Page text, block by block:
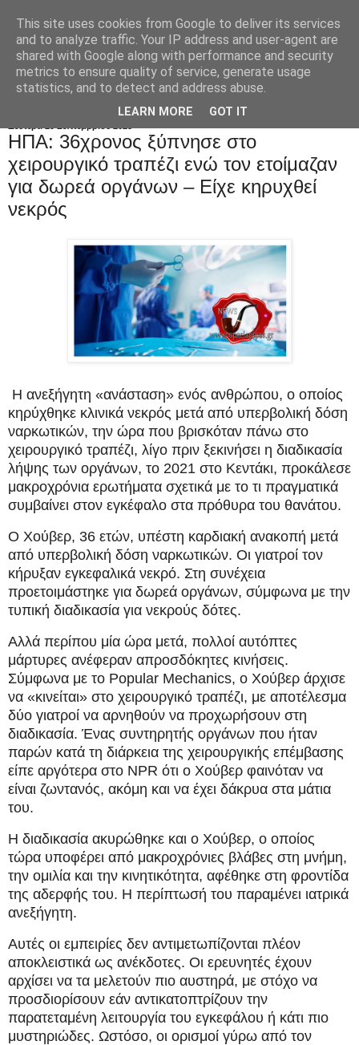
ΗΠΑ: 36χρονος ξύπνησε στο
χειρουργικό τραπέζι ενώ τον ετοίμαζαν
για δωρεά οργάνων – Είχε κηρυχθεί
νεκρός
Η ανεξήγητη «ανάσταση» ενός ανθρώπου, ο οποίος
κηρύχθηκε κλινικά νεκρός μετά από υπερβολική δόση
ναρκωτικών, την ώρα που βρισκόταν πάνω στο
χειρουργικό τραπέζι, λίγο πριν ξεκινήσει η διαδικασία
λήψης των οργάνων, το 2021 στο Κεντάκι, προκάλεσε
μακροχρόνια ερωτήματα σχετικά με το τι πραγματικά
συμβαίνει στον εγκέφαλο στα πρόθυρα του θανάτου.
Ο Χούβερ, 36 ετών, υπέστη καρδιακή ανακοπή μετά
από υπερβολική δόση ναρκωτικών. Οι γιατροί τον
κήρυξαν εγκεφαλικά νεκρό. Στη συνέχεια
προετοιμάστηκε για δωρεά οργάνων, σύμφωνα με την
τυπική διαδικασία για νεκρούς δότες.
Αλλά περίπου μία ώρα μετά, πολλοί αυτόπτες
μάρτυρες ανέφεραν απροσδόκητες κινήσεις.
Σύμφωνα με το Popular Mechanics, ο Χούβερ άρχισε
να «κινείται» στο χειρουργικό τραπέζι, με αποτέλεσμα
δύο γιατροί να αρνηθούν να προχωρήσουν στη
διαδικασία. Ένας συντηρητής οργάνων που ήταν
παρών κατά τη διάρκεια της χειρουργικής επέμβασης
είπε αργότερα στο NPR ότι ο Χούβερ φαινόταν να
είναι ζωντανός, ακόμη και να έχει δάκρυα στα μάτια
του.
Η διαδικασία ακυρώθηκε και ο Χούβερ, ο οποίος
τώρα υποφέρει από μακροχρόνιες βλάβες στη μνήμη,
την ομιλία και την κινητικότητα, αφέθηκε στη φροντίδα
της αδερφής του. Η περίπτωσή του παραμένει ιατρικά
ανεξήγητη.
Αυτές οι εμπειρίες δεν αντιμετωπίζονται πλέον
αποκλειστικά ως ανέκδοτες. Οι ερευνητές έχουν
αρχίσει να τα μελετούν πιο αυστηρά, με στόχο να
προσδιορίσουν εάν αντικατοπτρίζουν την
παρατεταμένη λειτουργία του εγκεφάλου ή κάτι πιο
μυστηριώδες. Ωστόσο, οι ορισμοί γύρω από τον
This site uses cookies from Google to deliver its services
and to analyze traffic. Your IP address and user-agent are
shared with Google along with performance and security
metrics to ensure quality of service, generate usage
statistics, and to detect and address abuse.
LEARN MORE GOT IT